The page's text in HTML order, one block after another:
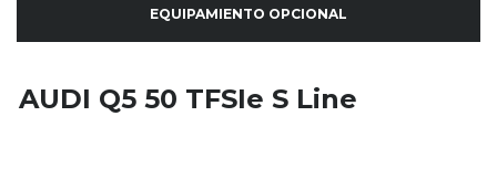
EQUIPAMIENTO OPCIONAL
AUDI Q5 50 TFSIe S Line